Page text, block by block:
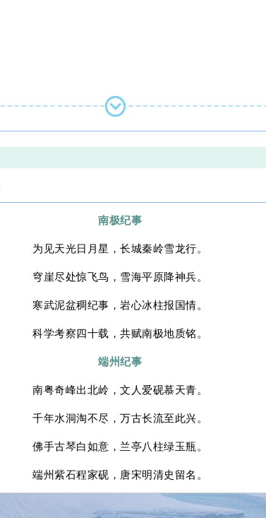
南极纪事
为见天光日月星，长城秦岭雪龙行。
穹崖尽处惊飞鸟，雪海平原降神兵。
寒武泥盆稠纪事，岩心冰柱报国情。
科学考察四十载，共赋南极地质铭。
端州纪事
南粤奇峰出北岭，文人爱砚慕天青。
千年水洞淘不尽，万古长流至此兴。
佛手古琴白如意，兰亭八柱绿玉瓶。
端州紫石程家砚，唐宋明清史留名。